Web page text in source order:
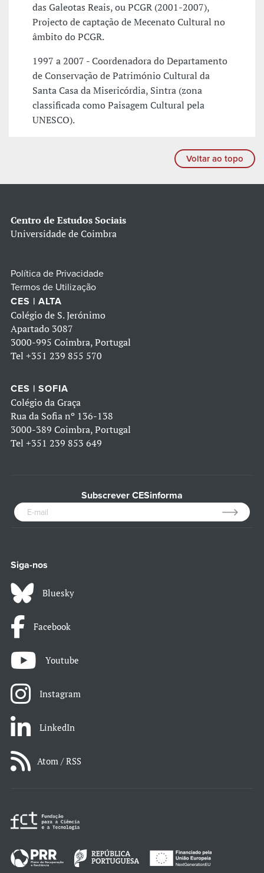
das Galeotas Reais, ou PCGR (2001-2007),
Projecto de captação de Mecenato Cultural no
âmbito do PCGR.
1997 a 2007 - Coordenadora do Departamento
de Conservação de Património Cultural da
Santa Casa da Misericórdia, Sintra (zona
classificada como Paisagem Cultural pela
UNESCO).
Voltar ao topo
Centro de Estudos Sociais
Universidade de Coimbra
Política de Privacidade
Termos de Utilização
CES | ALTA
Colégio de S. Jerónimo
Apartado 3087
3000-995 Coimbra, Portugal
Tel +351 239 855 570
CES | SOFIA
Colégio da Graça
Rua da Sofia nº 136-138
3000-389 Coimbra, Portugal
Tel +351 239 853 649
Subscrever CESinforma
Siga-nos
Bluesky
Facebook
Youtube
Instagram
LinkedIn
Atom / RSS